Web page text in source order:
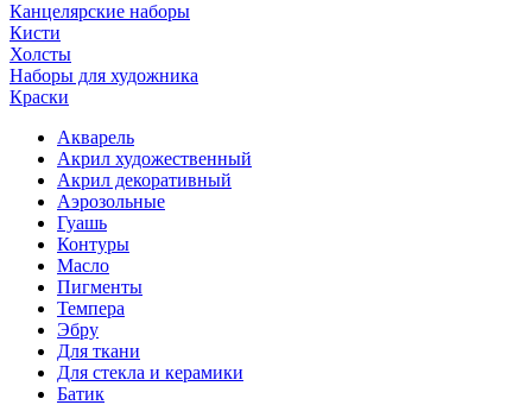
Канцелярские наборы
Кисти
Холсты
Наборы для художника
Краски
Акварель
Акрил художественный
Акрил декоративный
Аэрозольные
Гуашь
Контуры
Масло
Пигменты
Темпера
Эбру
Для ткани
Для стекла и керамики
Батик